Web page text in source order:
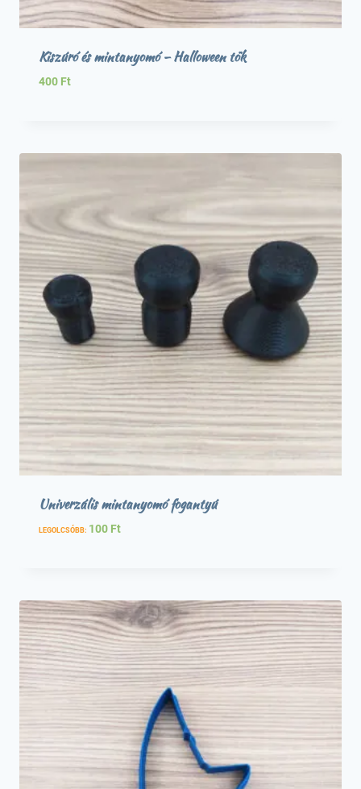
Kiszúró és mintanyomó – Halloween tök
400 Ft
Univerzális mintanyomó fogantyú
LEGOLCSÓBB: 100 Ft